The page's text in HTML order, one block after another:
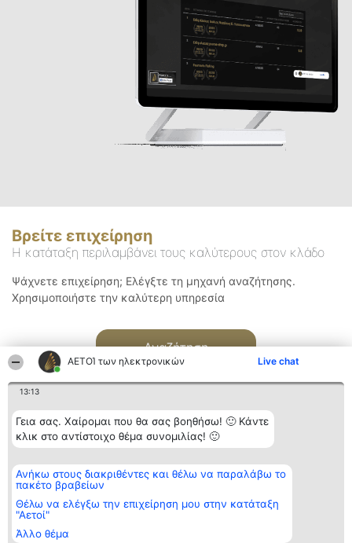
ΑΕΤΟΊ των ηλεκτρονικών Live chat
13:13
Γεια σας. Χαίρομαι που θα σας βοηθήσω! 🙂 Κάντε
κλικ στο αντίστοιχο θέμα συνομιλίας! 🙂
Ανήκω στους διακριθέντες και θέλω να παραλάβω το
πακέτο βραβείων
Θέλω να ελέγξω την επιχείρηση μου στην κατάταξη
"Αετοί"
Άλλο θέμα
Βρείτε επιχείρηση
Η κατάταξη περιλαμβάνει τους καλύτερους στον κλάδο
Ψάχνετε επιχείρηση; Ελέγξτε τη μηχανή αναζήτησης.
Χρησιμοποιήστε την καλύτερη υπηρεσία
Αναζήτηση
Διοργανωτής της
κατάταξης
BEAUTIFUL COMPANY
ΤΗΛ. ΕΠΙΚΟΙΝΩΝΙΑΣ:
2104128019
email:
Κατάταξη
Διακριθέντες
των
διακριθέντων
Επικοινωνία
Επικοινωνία